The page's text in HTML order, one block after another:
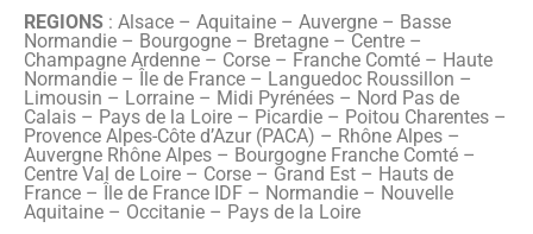
REGIONS : Alsace – Aquitaine – Auvergne – Basse
Normandie – Bourgogne – Bretagne – Centre –
Champagne Ardenne – Corse – Franche Comté – Haute
Normandie – Île de France – Languedoc Roussillon –
Limousin – Lorraine – Midi Pyrénées – Nord Pas de
Calais – Pays de la Loire – Picardie – Poitou Charentes –
Provence Alpes-Côte d’Azur (PACA) – Rhône Alpes –
Auvergne Rhône Alpes – Bourgogne Franche Comté –
Centre Val de Loire – Corse – Grand Est – Hauts de
France – Île de France IDF – Normandie – Nouvelle
Aquitaine – Occitanie – Pays de la Loire